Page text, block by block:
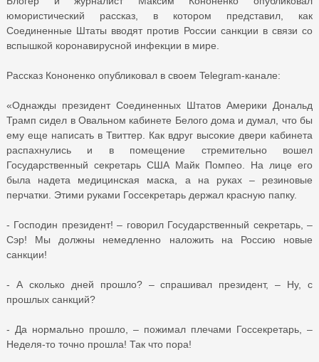
юмористический рассказ, в котором представил, как
Соединенные Штаты вводят против России санкции в связи со
вспышкой коронавирусной инфекции в мире.
Рассказ Кононенко опубликовал в своем Telegram-канале:
«Однажды президент Соединенных Штатов Америки Дональд
Трамп сидел в Овальном кабинете Белого дома и думал, что бы
ему еще написать в Твиттер. Как вдруг высокие двери кабинета
распахнулись и в помещение стремительно вошел
Государственный секретарь США Майк Помпео. На лице его
была надета медицинская маска, а на руках – резиновые
перчатки. Этими руками Госсекретарь держал красную папку.
- Господин президент! – говорил Государственный секретарь, –
Сэр! Мы должны немедленно наложить на Россию новые
санкции!
- А сколько дней прошло? – спрашивал президент, – Ну, с
прошлых санкций?
- Да нормально прошло, – пожимал плечами Госсекретарь, –
Неделя-то точно прошла! Так что пора!